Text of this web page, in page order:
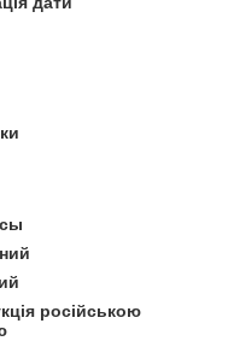
російською